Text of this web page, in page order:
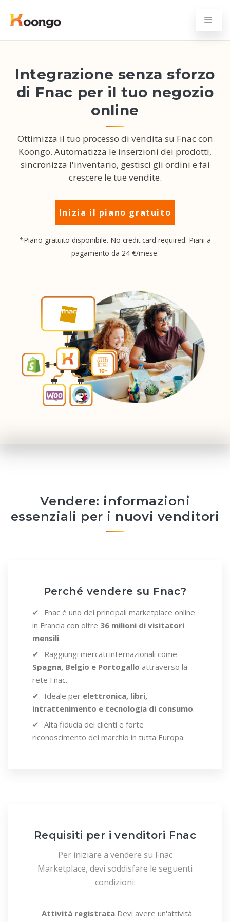
Integrazione senza sforzo
di Fnac per il tuo negozio
online
Ottimizza il tuo processo di vendita su Fnac con
Koongo. Automatizza le inserzioni dei prodotti,
sincronizza l'inventario, gestisci gli ordini e fai
crescere le tue vendite.
Inizia il piano gratuito
*Piano gratuito disponibile. No credit card required. Piani a
pagamento da 24 €/mese.
Vendere: informazioni
essenziali per i nuovi venditori
Perché vendere su Fnac?
Fnac è uno dei principali marketplace online
in Francia con oltre 36 milioni di visitatori
mensili.
Raggiungi mercati internazionali come
Spagna, Belgio e Portogallo attraverso la
rete Fnac.
Ideale per elettronica, libri,
intrattenimento e tecnologia di consumo.
Alta fiducia dei clienti e forte
riconoscimento del marchio in tutta Europa.
Requisiti per i venditori Fnac
Per iniziare a vendere su Fnac
Marketplace, devi soddisfare le seguenti
condizioni:
Attività registrata Devi avere un'attività